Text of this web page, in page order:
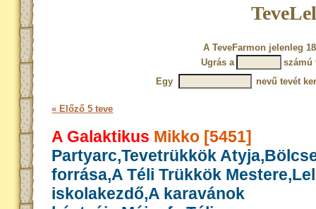
A TeveFarmon jelenleg
Ugrás a
számú
Egy
nevű tevét
« Előző 5 teve
A Galaktikus Mikko [5451]
Partyarc,Tevetrükkök
forrása,A Téli Trükkök
iskolakezdő,A karavánok